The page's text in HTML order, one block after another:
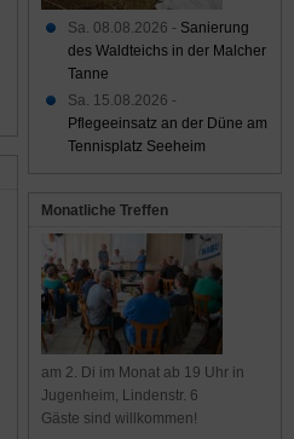
Sa. 08.08.2026 - Sanierung
des Waldteichs in der Malcher
Tanne
Sa. 15.08.2026 -
Pflegeeinsatz an der Düne am
Tennisplatz Seeheim
Monatliche Treffen
am 2. Di im Monat ab 19 Uhr in
Jugenheim, Lindenstr. 6
Gäste sind willkommen!